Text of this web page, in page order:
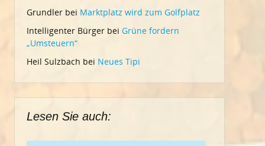
Grundler bei Marktplatz wird zum Golfplatz
Intelligenter Bürger bei Grüne fordern
„Umsteuern“
Heil Sulzbach bei Neues Tipi
Lesen Sie auch: